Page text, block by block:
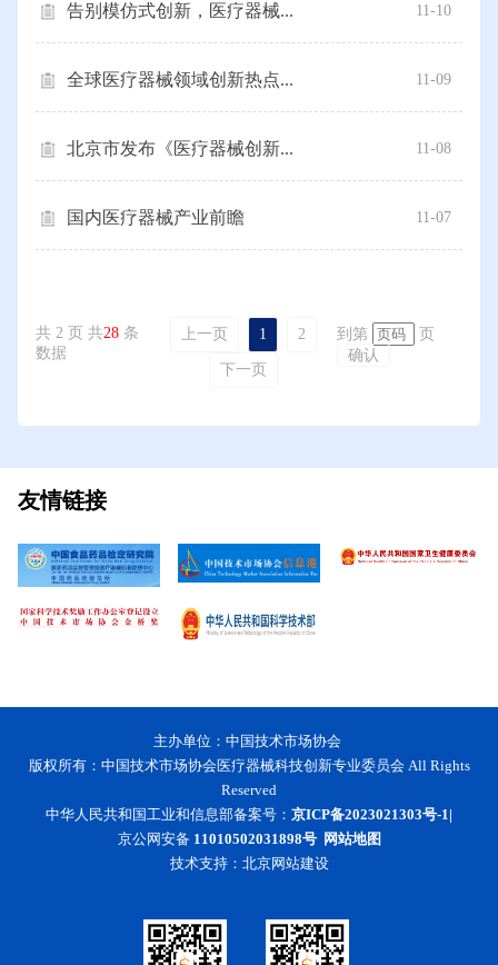
告别模仿式创新，医疗器械... 11-10
全球医疗器械领域创新热点... 11-09
北京市发布《医疗器械创新... 11-08
国内医疗器械产业前瞻 11-07
共 2 页 共28 条
数据
上一页 1 2
下一页
到第
页
确认
友情链接
主办单位：中国技术市场协会
版权所有：中国技术市场协会医疗器械科技创新专业委员会 All Rights
Reserved
中华人民共和国工业和信息部备案号： 京ICP备2023021303号-1|
京公网安备 11010502031898号 网站地图
技术支持： 北京网站建设